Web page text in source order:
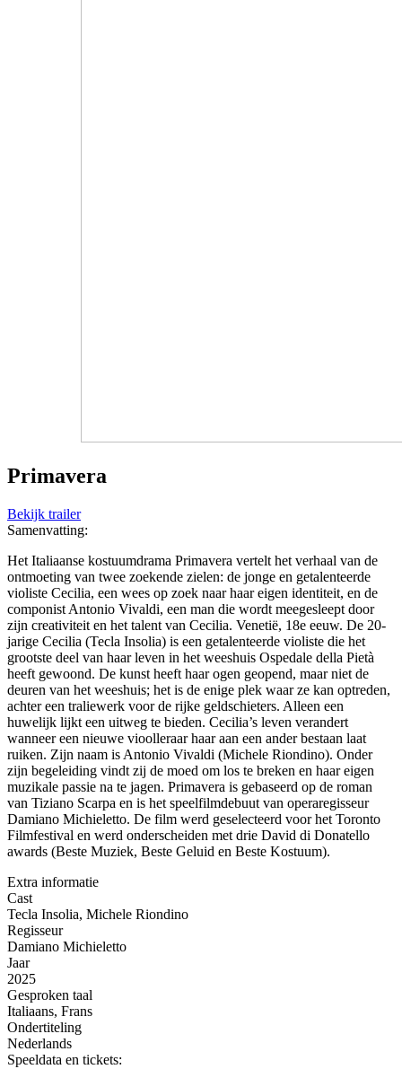
Primavera
Bekijk trailer
Samenvatting:
Het Italiaanse kostuumdrama Primavera vertelt het verhaal van de
ontmoeting van twee zoekende zielen: de jonge en getalenteerde
violiste Cecilia, een wees op zoek naar haar eigen identiteit, en de
componist Antonio Vivaldi, een man die wordt meegesleept door
zijn creativiteit en het talent van Cecilia. Venetië, 18e eeuw. De 20-
jarige Cecilia (Tecla Insolia) is een getalenteerde violiste die het
grootste deel van haar leven in het weeshuis Ospedale della Pietà
heeft gewoond. De kunst heeft haar ogen geopend, maar niet de
deuren van het weeshuis; het is de enige plek waar ze kan optreden,
achter een traliewerk voor de rijke geldschieters. Alleen een
huwelijk lijkt een uitweg te bieden. Cecilia’s leven verandert
wanneer een nieuwe vioolleraar haar aan een ander bestaan laat
ruiken. Zijn naam is Antonio Vivaldi (Michele Riondino). Onder
zijn begeleiding vindt zij de moed om los te breken en haar eigen
muzikale passie na te jagen. Primavera is gebaseerd op de roman
van Tiziano Scarpa en is het speelfilmdebuut van operaregisseur
Damiano Michieletto. De film werd geselecteerd voor het Toronto
Filmfestival en werd onderscheiden met drie David di Donatello
awards (Beste Muziek, Beste Geluid en Beste Kostuum).
Extra informatie
Cast
Tecla Insolia, Michele Riondino
Regisseur
Damiano Michieletto
Jaar
2025
Gesproken taal
Italiaans, Frans
Ondertiteling
Nederlands
Speeldata en tickets: